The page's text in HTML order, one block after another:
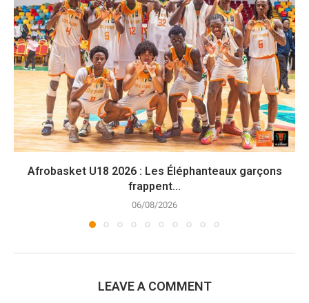
Afrobasket U18 2026 : Les Éléphanteaux garçons
frappent...
06/08/2026
LEAVE A COMMENT